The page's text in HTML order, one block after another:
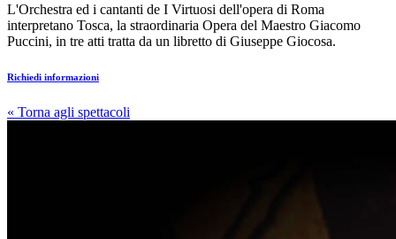
L'Orchestra ed i cantanti de I Virtuosi dell'opera di Roma
interpretano Tosca, la straordinaria Opera del Maestro Giacomo
Puccini, in tre atti tratta da un libretto di Giuseppe Giocosa.
Richiedi informazioni
« Torna agli spettacoli